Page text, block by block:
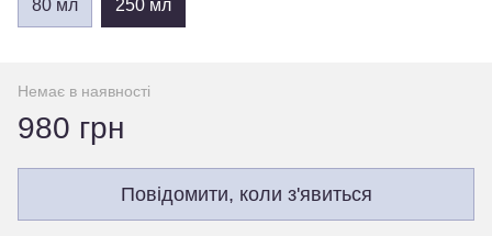
80 мл 250 мл
Немає в наявності
980 грн
Повідомити, коли з'явиться